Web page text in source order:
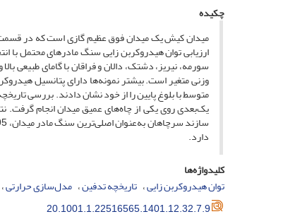
چکیده
میدان کیش یک میدان فوق عظیم گازی است که در قسمت
وزنی متغیر است. بیشتر نمونه‌ها دارای پتانسیل
متوسط با بلوغ پایین را از خود نشان دادند. بررسی
یک‌بعدی روی یکی از چاه‌های عمیق میدان انجام گرفت.
دارد.
کلیدواژه‌ها
توان هیدروکربن زایی تاریخچه تدفین مدل‌سازی حرارتی
20.1001.1.22516565.1401.12.32.7.9